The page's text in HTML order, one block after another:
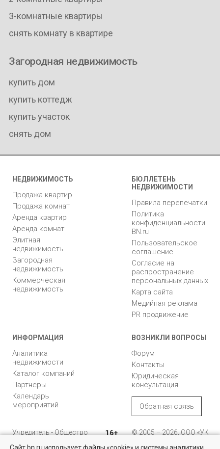
3-комнатные квартиры
снять комнату в квартире
Загородная недвижимость
купить дом
купить коттедж
купить участок
снять дом
НЕДВИЖИМОСТЬ
Продажа квартир
Продажа комнат
Аренда квартир
Аренда комнат
Элитная
недвижимость
Загородная
недвижимость
Коммерческая
недвижимость
БЮЛЛЕТЕНЬ
НЕДВИЖИМОСТИ
Правила перепечатки
Политика
конфиденциальности
BN.ru
Пользовательское
соглашение
Согласие на
распространение
персональных данных
Карта сайта
Медийная реклама
PR продвижение
ИНФОРМАЦИЯ
Аналитика
недвижимости
Каталог компаний
Партнеры
Календарь
мероприятий
ВОЗНИКЛИ ВОПРОСЫ
Форум
Контакты
Юридическая
консультация
Обратная связь
Учредитель - Общество
16+
© 2005 – 2026, ООО «УК